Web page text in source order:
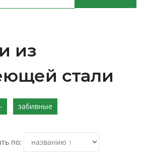
из
стали
забивные
по: